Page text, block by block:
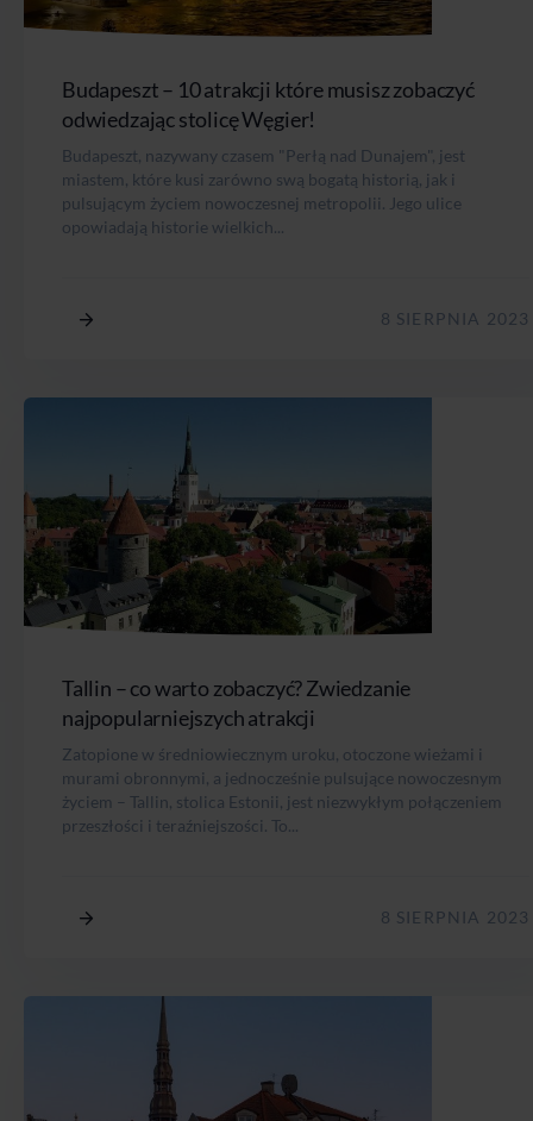
Budapeszt – 10 atrakcji które musisz zobaczyć
odwiedzając stolicę Węgier!
Budapeszt, nazywany czasem "Perłą nad Dunajem", jest
miastem, które kusi zarówno swą bogatą historią, jak i
pulsującym życiem nowoczesnej metropolii. Jego ulice
opowiadają historie wielkich...
8 SIERPNIA 2023
Tallin – co warto zobaczyć? Zwiedzanie
najpopularniejszych atrakcji
Zatopione w średniowiecznym uroku, otoczone wieżami i
murami obronnymi, a jednocześnie pulsujące nowoczesnym
życiem – Tallin, stolica Estonii, jest niezwykłym połączeniem
przeszłości i teraźniejszości. To...
8 SIERPNIA 2023